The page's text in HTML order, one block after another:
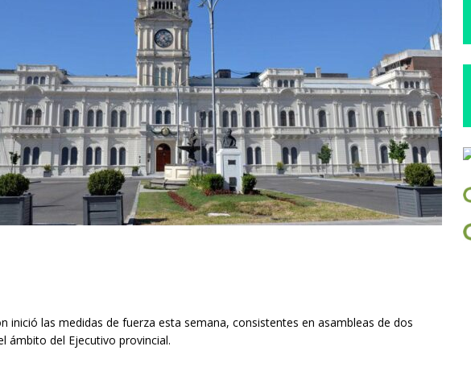
inició las medidas de fuerza esta semana, consistentes en asambleas de dos
ámbito del Ejecutivo provincial.